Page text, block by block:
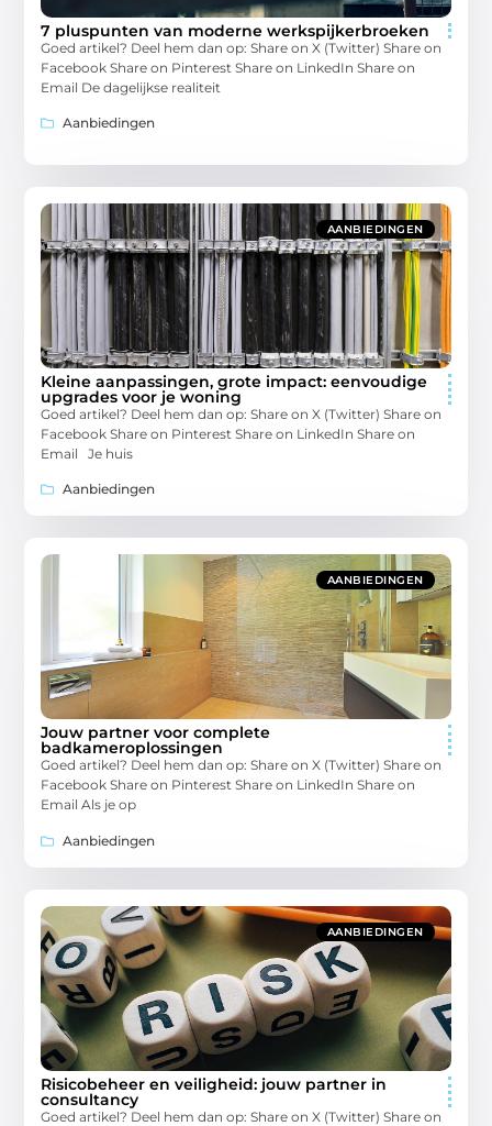
7 pluspunten van moderne werkspijkerbroeken
Goed artikel? Deel hem dan op: Share on X (Twitter) Share on
Facebook Share on Pinterest Share on LinkedIn Share on
Email De dagelijkse realiteit
Aanbiedingen
AANBIEDINGEN
Kleine aanpassingen, grote impact: eenvoudige
upgrades voor je woning
Goed artikel? Deel hem dan op: Share on X (Twitter) Share on
Facebook Share on Pinterest Share on LinkedIn Share on
Email Je huis
Aanbiedingen
AANBIEDINGEN
Jouw partner voor complete
badkameroplossingen
Goed artikel? Deel hem dan op: Share on X (Twitter) Share on
Facebook Share on Pinterest Share on LinkedIn Share on
Email Als je op
Aanbiedingen
AANBIEDINGEN
Risicobeheer en veiligheid: jouw partner in
consultancy
Goed artikel? Deel hem dan op: Share on X (Twitter) Share on